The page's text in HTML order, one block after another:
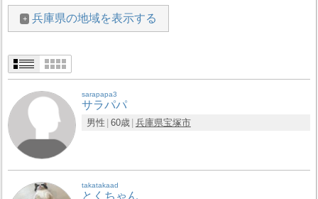
兵庫県の地域を表示する
sarapapa3
サラパパ
男性 60歳 兵庫県宝塚市
takatakaad
とくちゃん